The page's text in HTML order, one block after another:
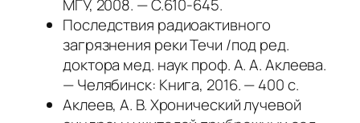
МГУ, 2008. — С.610-645.
Последствия радиоактивного
загрязнения реки Течи /под ред.
доктора мед. наук проф. А. А. Аклеева.
— Челябинск: Книга, 2016. — 400 с.
Аклеев, А. В. Хронический лучевой